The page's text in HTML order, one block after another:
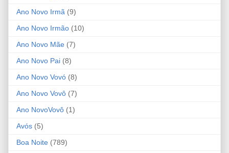
Ano Novo Irmã (9)
Ano Novo Irmão (10)
Ano Novo Mãe (7)
Ano Novo Pai (8)
Ano Novo Vovó (8)
Ano Novo Vovô (7)
Ano NovoVovô (1)
Avós (5)
Boa Noite (789)